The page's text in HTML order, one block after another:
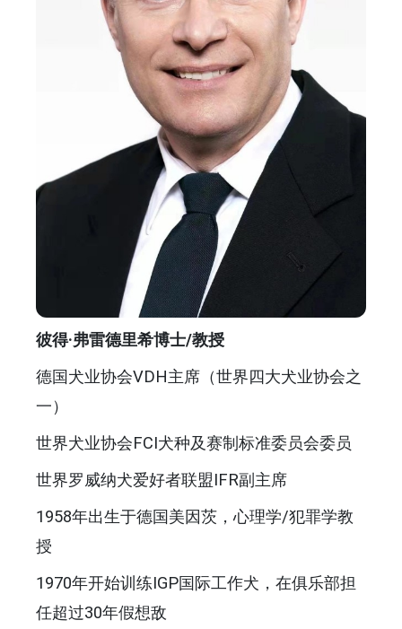
彼得·弗雷德里希博士/教授
德国犬业协会VDH主席（世界四大犬业协会之
一）
世界犬业协会FCI犬种及赛制标准委员会委员
世界罗威纳犬爱好者联盟IFR副主席
1958年出生于德国美因茨，心理学/犯罪学教
授
1970年开始训练IGP国际工作犬，在俱乐部担
任超过30年假想敌